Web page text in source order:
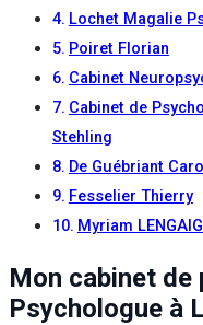
Lochet Magalie
Poiret Florian
Cabinet
Cabinet de
Stehling
De Guébriant
Fesselier Thierry
Myriam
Mon cabinet de
Psychologue à